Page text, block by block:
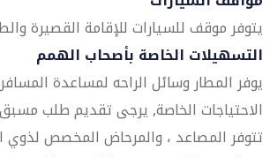
يتوفر موقف للسيارات للإقامة القصيرة
التسهيلات الخاصة بأصحاب الهمم
يوفر المطار وسائل الراحه لمساعدة
الاحتياجات الخاصة, يرجى تقديم طلب
تتوفر المصاعد ، والمرحاض المخصص لذوي